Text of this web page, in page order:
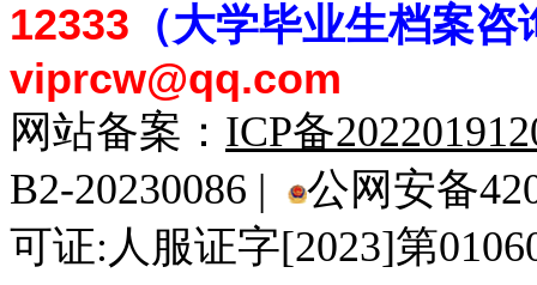
12333 （大学毕业生档案咨
viprcw@qq.com
网站备案： ICP备
B2-20230086 |
公网安备
可证:人服证字[2023]第